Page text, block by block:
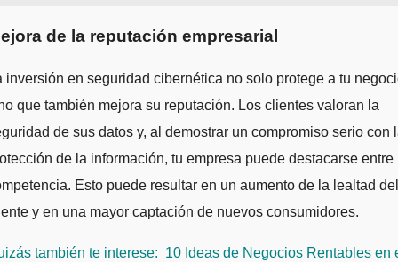
de la reputación empresarial
inversión en seguridad cibernética no solo protege a tu
que también mejora su reputación. Los clientes valoran la
de sus datos y, al demostrar un compromiso serio con
de la información, tu empresa puede destacarse entre
Esto puede resultar en un aumento de la lealtad del
y en una mayor captación de nuevos consumidores.
también te interese: 10 Ideas de Negocios Rentables en